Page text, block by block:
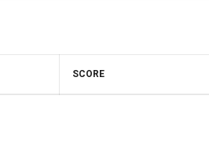
SCORE